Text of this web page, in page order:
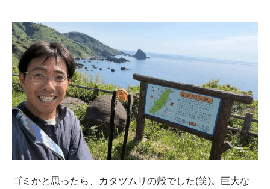
ゴミかと思ったら、カタツムリの殻でした(笑)。巨大な